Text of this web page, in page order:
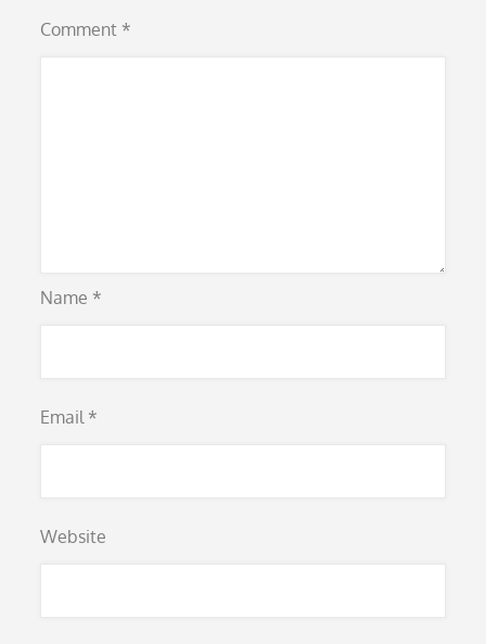
Comment *
Name *
Email *
Website